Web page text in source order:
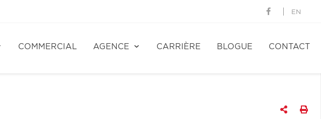
EN
COMMERCIAL AGENCE CARRIÈRE BLOGUE CONTACT